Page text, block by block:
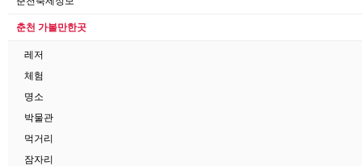
춘천 가볼만한곳
레저
체험
명소
박물관
먹거리
잠자리